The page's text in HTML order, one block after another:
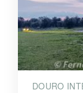
DOURO